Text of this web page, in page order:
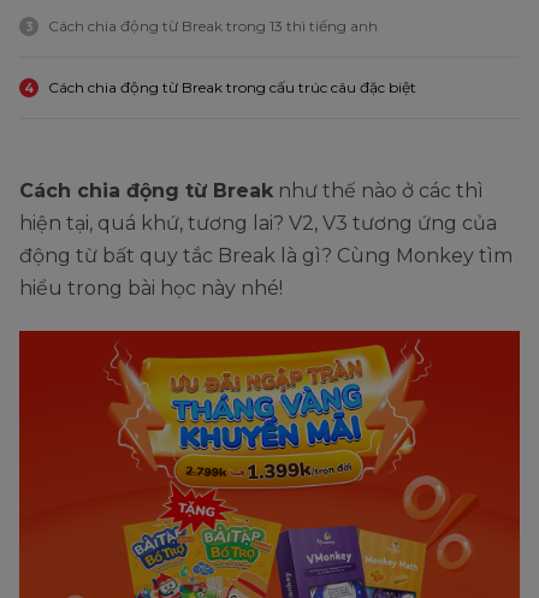
3 Cách chia động từ Break trong 13 thì tiếng anh
4 Cách chia động từ Break trong cấu trúc câu đặc biệt
Cách chia động từ Break như thế nào ở các thì
hiện tại, quá khứ, tương lai? V2, V3 tương ứng của
động từ bất quy tắc Break là gì? Cùng Monkey tìm
hiểu trong bài học này nhé!